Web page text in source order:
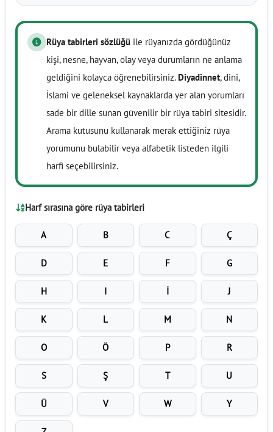
Rüya tabirleri sözlüğü ile rüyanızda gördüğünüz
kişi, nesne, hayvan, olay veya durumların ne anlama
geldiğini kolayca öğrenebilirsiniz. Diyadinnet, dini,
İslami ve geleneksel kaynaklarda yer alan yorumları
sade bir dille sunan güvenilir bir rüya tabiri sitesidir.
Arama kutusunu kullanarak merak ettiğiniz rüya
yorumunu bulabilir veya alfabetik listeden ilgili
harfi seçebilirsiniz.
Harf sırasına göre rüya tabirleri
A B C Ç
D E F G
H I İ J
K L M N
O Ö P R
S Ş T U
Ü V W Y